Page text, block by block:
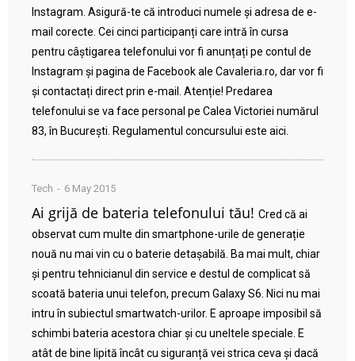
Instagram. Asigură-te că introduci numele și adresa de e-
mail corecte. Cei cinci participanți care intră în cursa
pentru câștigarea telefonului vor fi anunțați pe contul de
Instagram și pagina de Facebook ale Cavaleria.ro, dar vor fi
și contactați direct prin e-mail. Atenție! Predarea
telefonului se va face personal pe Calea Victoriei numărul
83, în București. Regulamentul concursului este aici.
Tech 6 May 2015
Ai grijă de bateria telefonului tău! Cred că ai
observat cum multe din smartphone-urile de generație
nouă nu mai vin cu o baterie detașabilă. Ba mai mult, chiar
și pentru tehnicianul din service e destul de complicat să
scoată bateria unui telefon, precum Galaxy S6. Nici nu mai
intru în subiectul smartwatch-urilor. E aproape imposibil să
schimbi bateria acestora chiar și cu uneltele speciale. E
atât de bine lipită încât cu siguranță vei strica ceva și dacă